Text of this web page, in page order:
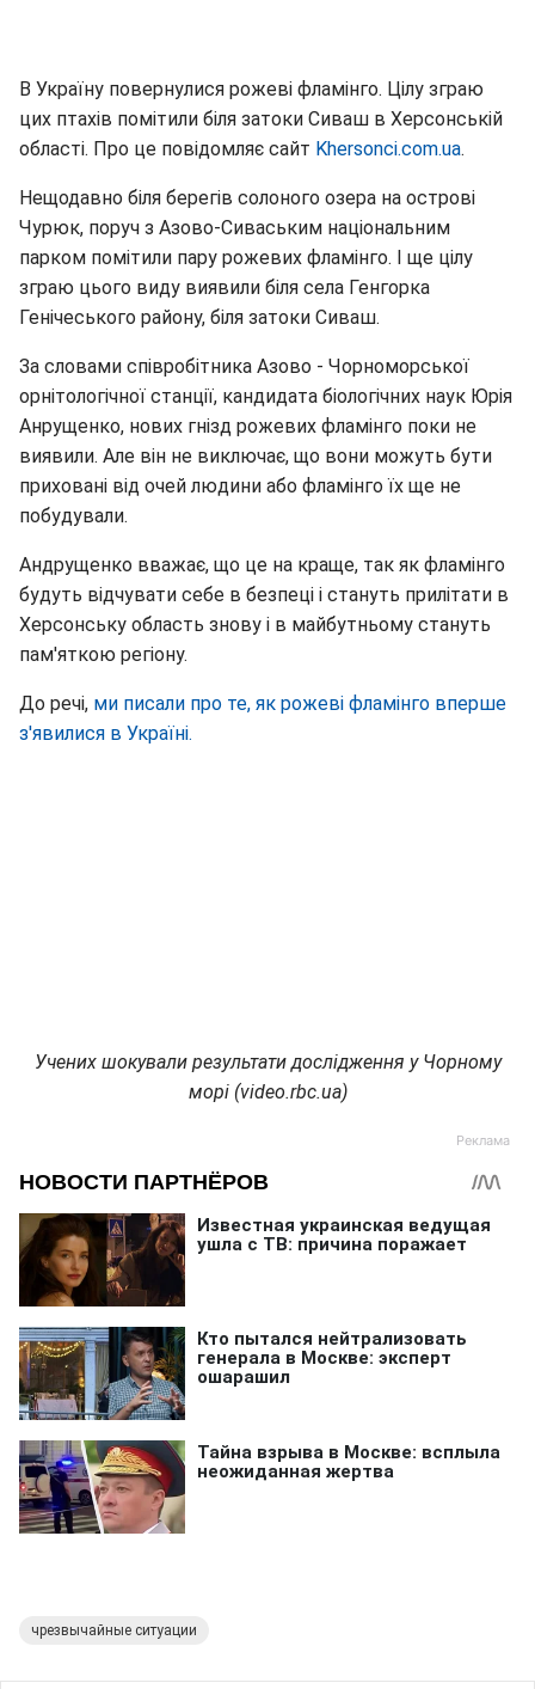
В Україну повернулися рожеві фламінго. Цілу зграю
цих птахів помітили біля затоки Сиваш в Херсонській
області. Про це повідомляє сайт Khersonci.com.ua.
Нещодавно біля берегів солоного озера на острові
Чурюк, поруч з Азово-Сиваським національним
парком помітили пару рожевих фламінго. І ще цілу
зграю цього виду виявили біля села Генгорка
Генічеського району, біля затоки Сиваш.
За словами співробітника Азово - Чорноморської
орнітологічної станції, кандидата біологічних наук Юрія
Анрущенко, нових гнізд рожевих фламінго поки не
виявили. Але він не виключає, що вони можуть бути
приховані від очей людини або фламінго їх ще не
побудували.
Андрущенко вважає, що це на краще, так як фламінго
будуть відчувати себе в безпеці і стануть прилітати в
Херсонську область знову і в майбутньому стануть
пам'яткою регіону.
До речі, ми писали про те, як рожеві фламінго вперше
з'явилися в Україні.
Учених шокували результати дослідження у Чорному
морі (video.rbc.ua)
чрезвычайные ситуации